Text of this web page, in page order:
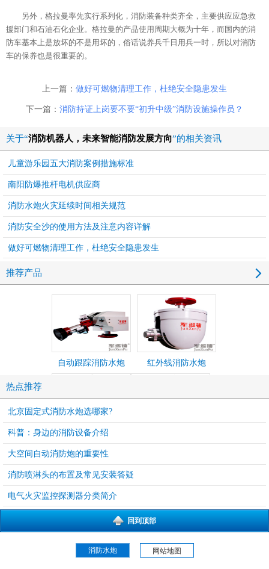
另外，格拉曼率先实行系列化，消防装备种类齐全，主要供应应急救
援部门和石油石化企业。格拉曼的产品使用周期大概为十年，而国内的消
防车基本上是放坏的不是用坏的，俗话说养兵千日用兵一时，所以对消防
车的保养也是很重要的。
上一篇： 做好可燃物清理工作，杜绝安全隐患发生
下一篇： 消防持证上岗要不要“初升中级”消防设施操作员？
关于“消防机器人，未来智能消防发展方向”的相关资讯
儿童游乐园五大消防案例措施标准
南阳防爆推杆电机供应商
消防水炮火灾延续时间相关规范
消防安全沙的使用方法及注意内容详解
做好可燃物清理工作，杜绝安全隐患发生
推荐产品
自动跟踪消防水炮 红外线消防水炮
防爆电控炮 防爆消防水炮
智能消防水炮现场控
制箱
热点推荐
北京固定式消防水炮选哪家?
科普：身边的消防设备介绍
大空间自动消防炮的重要性
消防喷淋头的布置及常见安装答疑
电气火灾监控探测器分类简介
回到顶部
消防水炮 网站地图